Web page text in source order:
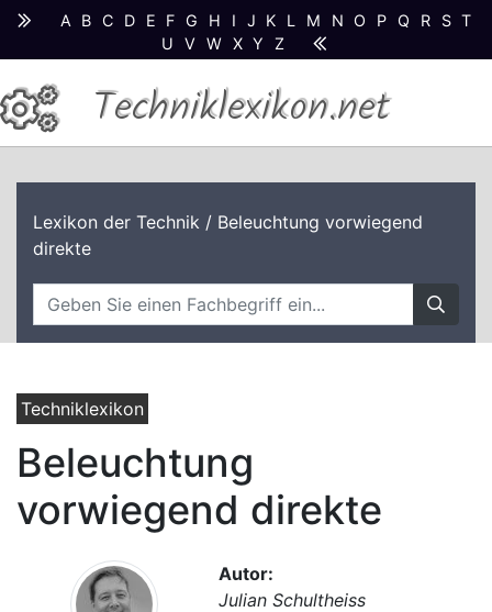
A B C D E F G H I J K L M N O P Q R S T
U
V W X Y Z
Techniklexikon.net
Lexikon der Technik / Beleuchtung vorwiegend
direkte
Techniklexikon
Beleuchtung
vorwiegend direkte
Autor:
Julian Schultheiss